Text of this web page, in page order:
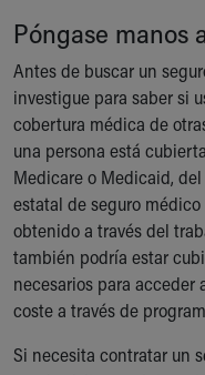
Cincinnati Children's
MyChart Telehealth
Directions
Doggie Brigade
During Your Visit
Financial Services
Rest Accommodations
Visiting
Gift Shop
Department of Public
Health Info
Health Information
Póngase manos
Antes de buscar un
investigue para saber si
cobertura médica de
una persona está
Medicare o Medicaid,
estatal de seguro
obtenido a través del
también podría estar
necesarios para
coste a través de
Si necesita contratar un